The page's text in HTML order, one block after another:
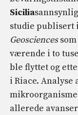
Sicilia
studie publisert
Geosciencessom
værende i to
ble flyttet og
i Riace.
allerede